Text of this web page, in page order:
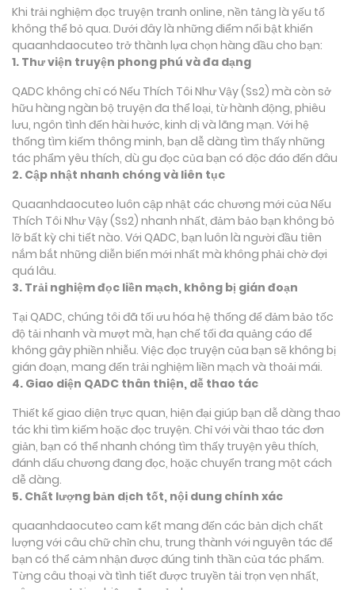
Khi trải nghiệm đọc truyện tranh online, nền tảng là yếu tố
không thể bỏ qua. Dưới đây là những điểm nổi bật khiến
quaanhdaocuteo trở thành lựa chọn hàng đầu cho bạn:
1. Thư viện truyện phong phú và đa dạng
QADC không chỉ có Nếu Thích Tôi Như Vậy (Ss2) mà còn sở
hữu hàng ngàn bộ truyện đa thể loại, từ hành động, phiêu
lưu, ngôn tình đến hài hước, kinh dị và lãng mạn. Với hệ
thống tìm kiếm thông minh, bạn dễ dàng tìm thấy những
tác phẩm yêu thích, dù gu đọc của bạn có độc đáo đến đâu
2. Cập nhật nhanh chóng và liên tục
Quaanhdaocuteo luôn cập nhật các chương mới của Nếu
Thích Tôi Như Vậy (Ss2) nhanh nhất, đảm bảo bạn không bỏ
lỡ bất kỳ chi tiết nào. Với QADC, bạn luôn là người đầu tiên
nắm bắt những diễn biến mới nhất mà không phải chờ đợi
quá lâu.
3. Trải nghiệm đọc liền mạch, không bị gián đoạn
Tại QADC, chúng tôi đã tối ưu hóa hệ thống để đảm bảo tốc
độ tải nhanh và mượt mà, hạn chế tối đa quảng cáo để
không gây phiền nhiễu. Việc đọc truyện của bạn sẽ không bị
gián đoạn, mang đến trải nghiệm liền mạch và thoải mái.
4. Giao diện QADC thân thiện, dễ thao tác
Thiết kế giao diện trực quan, hiện đại giúp bạn dễ dàng thao
tác khi tìm kiếm hoặc đọc truyện. Chỉ với vài thao tác đơn
giản, bạn có thể nhanh chóng tìm thấy truyện yêu thích,
đánh dấu chương đang đọc, hoặc chuyển trang một cách
dễ dàng.
5. Chất lượng bản dịch tốt, nội dung chính xác
quaanhdaocuteo cam kết mang đến các bản dịch chất
lượng với câu chữ chỉn chu, trung thành với nguyên tác để
bạn có thể cảm nhận được đúng tinh thần của tác phẩm.
Từng câu thoại và tình tiết được truyền tải trọn vẹn nhất,